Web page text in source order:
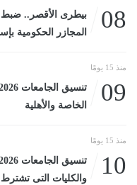
08
المجازر الحكومية بإسنااليوم
منذ 15 يومًا
09
الخاصة والأهلية
منذ 15 يومًا
10
والكليات التى تشترط